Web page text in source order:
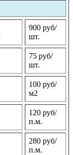
900 руб/
шт.
75 руб/
шт.
100 руб/
м2
120 руб/
п.м.
280 руб/
п.м.